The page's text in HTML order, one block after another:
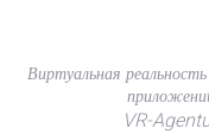
Виртуальная
VR-